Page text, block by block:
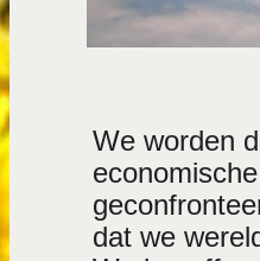
We worden
dat we